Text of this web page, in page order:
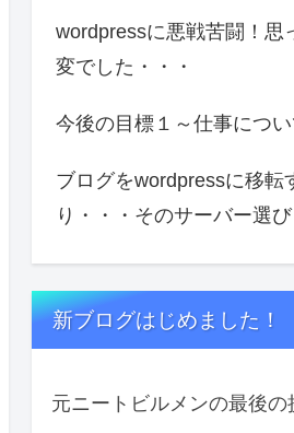
wordpressに悪戦苦闘！思
変でした・・・
今後の目標１～仕事につい
ブログをwordpressに移転
り・・・そのサーバー選び
新ブログはじめました！
元ニートビルメンの最後の